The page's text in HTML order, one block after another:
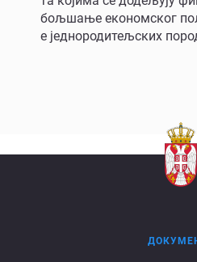
бољшање економског
е једнородитељских